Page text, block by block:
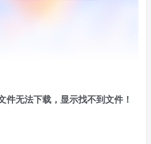
件无法下载，显示找不到文件！